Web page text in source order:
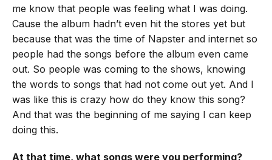
me know that people was feeling what I was doing.
Cause the album hadn’t even hit the stores yet but
because that was the time of Napster and internet so
people had the songs before the album even came
out. So people was coming to the shows, knowing
the words to songs that had not come out yet. And I
was like this is crazy how do they know this song?
And that was the beginning of me saying I can keep
doing this.
At that time, what songs were you performing?